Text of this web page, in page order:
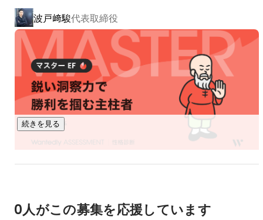
を取り戻すことを目指しています。
https://x.gd/sAt7Y
波戸﨑駿代表取締役
続きを見る
0人がこの募集を応援しています